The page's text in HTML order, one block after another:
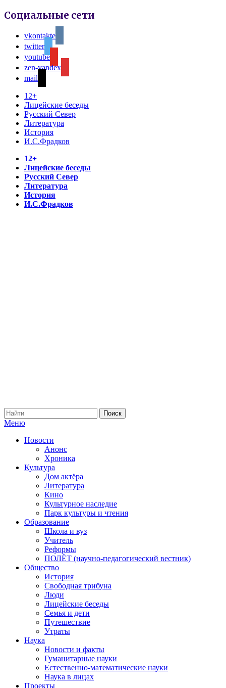
Социальные сети
vkontakte
twitter
youtube
zen-yandex
mail
12+
Лицейские беседы
Русский Север
Литература
История
И.С.Фрадков
12+
Лицейские беседы
Русский Север
Литература
История
И.С.Фрадков
Меню
Новости
Анонс
Хроника
Культура
Дом актёра
Литература
Кино
Культурное наследие
Парк культуры и чтения
Образование
Школа и вуз
Учитель
Реформы
ПОЛЁТ (научно-педагогический вестник)
Общество
История
Свободная трибуна
Люди
Лицейские беседы
Семья и дети
Путешествие
Утраты
Наука
Новости и факты
Гуманитарные науки
Естественно-математические науки
Наука в лицах
Проекты